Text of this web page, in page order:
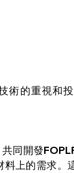
術的重視和
同開發
上的需求。